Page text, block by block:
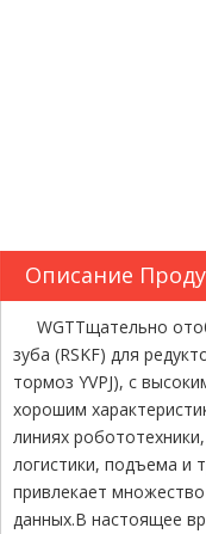
Описание
WGTТщательно
зуба (RSKF) для
тормоз YVPJ), с
хорошим
линиях
логистики, подъема и
привлекает
данных.В настоящее